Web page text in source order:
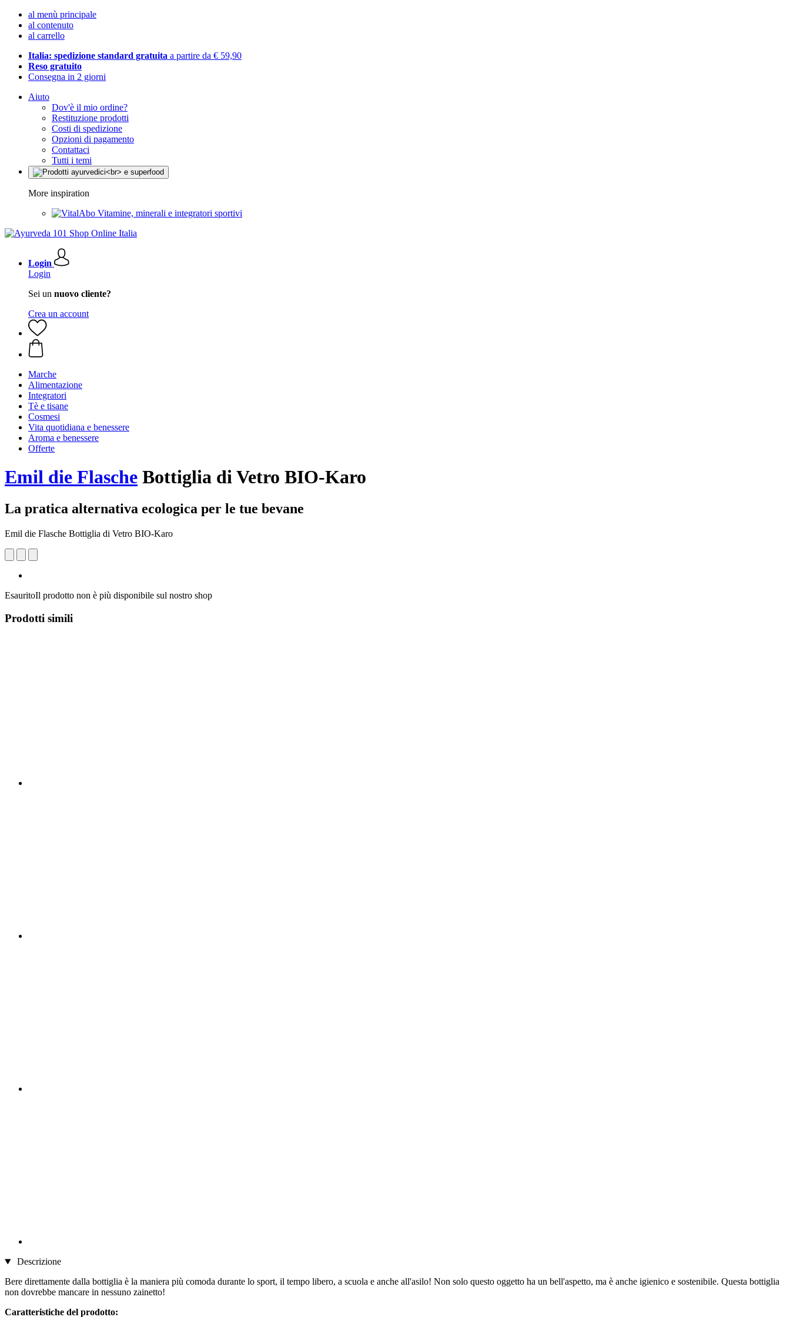
al menù principale
al contenuto
al carrello
Italia: spedizione standard gratuita a partire da € 59,90
Reso gratuito
Consegna in 2 giorni
Aiuto
Dov'è il mio ordine?
Restituzione prodotti
Costi di spedizione
Opzioni di pagamento
Contattaci
Tutti i temi
More inspiration
Vitamine, minerali e integratori sportivi
Login
Login
Sei un nuovo cliente?
Crea un account
Marche
Alimentazione
Integratori
Tè e tisane
Cosmesi
Vita quotidiana e benessere
Aroma e benessere
Offerte
Emil die Flasche Bottiglia di Vetro BIO-Karo
La pratica alternativa ecologica per le tue bevane
Emil die Flasche Bottiglia di Vetro BIO-Karo
EsauritoIl prodotto non è più disponibile sul nostro shop
Prodotti simili
Descrizione
Bere direttamente dalla bottiglia è la maniera più comoda durante lo sport, il tempo libero, a scuola e anche all'asilo! Non solo questo oggetto ha un bell'aspetto, ma è anche igienico e sostenibile. Questa bottiglia
non dovrebbe mancare in nessuno zainetto!
Caratteristiche del prodotto: